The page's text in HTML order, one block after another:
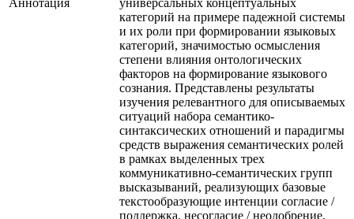
Аннотация
универсальных концептуальных
категорий на примере падежной системы
и их роли при формировании языковых
категорий, значимостью осмысления
степени влияния онтологических
факторов на формирование языкового
сознания. Представлены результаты
изучения релевантного для описываемых
ситуаций набора семантико-
синтаксических отношений и парадигмы
средств выражения семантических ролей
в рамках выделенных трех
коммуникативно-семантических групп
высказываний, реализующих базовые
текстообразующие интенции согласие /
поддержка, несогласие / неодобрение,